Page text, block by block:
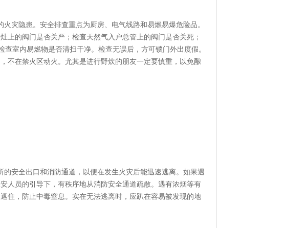
隐患。安全排查重点为厨房、电气线路和易燃易爆危险品。
上的阀门是否关严；检查天然气入户总管上的阀门是否关死；
室内易燃物是否清扫干净。检查无误后，方可锁门外出度假。
不在禁火区动火。尤其是进行野炊的朋友一定要慎重，以免酿
安全出口和消防通道，以便在发生火灾后能迅速逃离。如果遇
人员的引导下，有秩序地从消防安全通道疏散。遇有浓烟等有
住，防止中毒窒息。实在无法逃离时，应趴在容易被发现的地